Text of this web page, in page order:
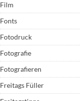
Film
Fonts
Fotodruck
Fotografie
Fotografieren
Freitags Füller